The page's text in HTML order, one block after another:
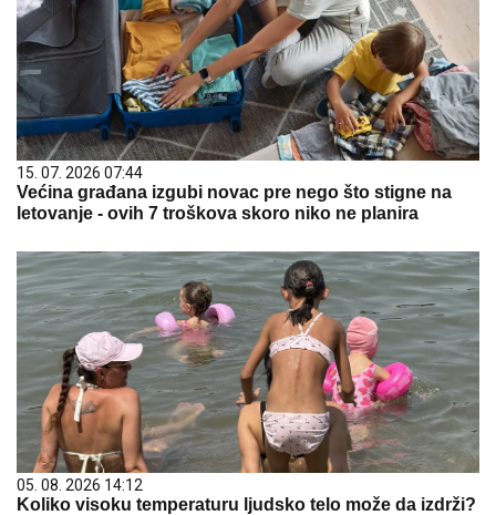
15. 07. 2026 07:44
Većina građana izgubi novac pre nego što stigne na
letovanje - ovih 7 troškova skoro niko ne planira
05. 08. 2026 14:12
Koliko visoku temperaturu ljudsko telo može da izdrži?